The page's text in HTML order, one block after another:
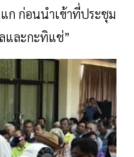
ก ก่อนนำเข้าที่ประชุม
และกะทิแช่”